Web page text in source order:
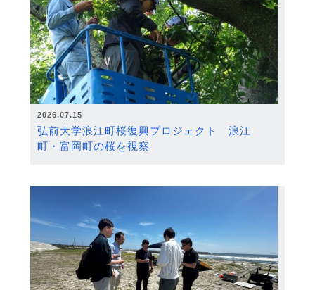
2026.07.15
弘前大学浪江町桜復興プロジェクト 浪江
町・富岡町の桜を視察